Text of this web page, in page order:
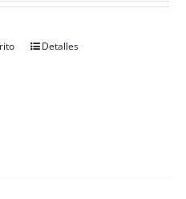
Detalles